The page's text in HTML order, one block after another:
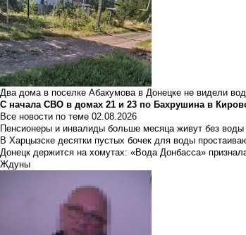
Два дома в поселке Абакумова в Донецке не видели
С начала СВО в домах 21 и 23 по Бахрушина в
Все новости по теме 02.08.2026
Пенсионеры и инвалиды больше месяца живут без
В Харцызске десятки пустых бочек для воды
Донецк держится на хомутах: «Вода Донбасса»
Ждуны